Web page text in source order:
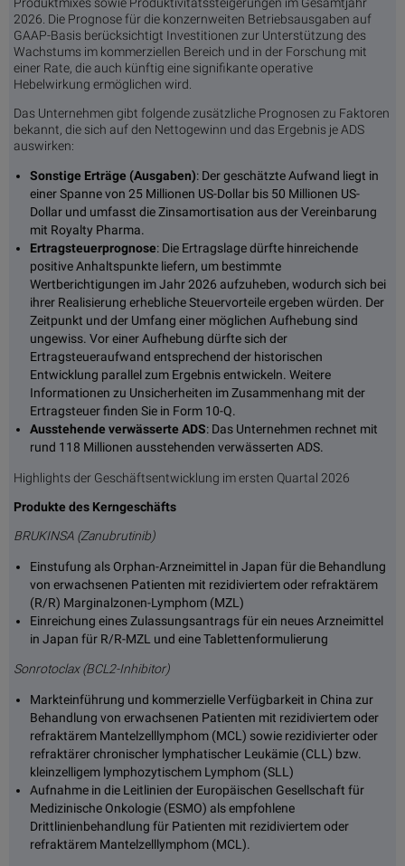
2026. Die Prognose für die konzernweiten Betriebsausgaben auf
GAAP-Basis berücksichtigt Investitionen zur Unterstützung des
Wachstums im kommerziellen Bereich und in der Forschung mit
einer Rate, die auch künftig eine signifikante operative
Hebelwirkung ermöglichen wird.
Das Unternehmen gibt folgende zusätzliche Prognosen zu Faktoren
bekannt, die sich auf den Nettogewinn und das Ergebnis je ADS
auswirken:
Sonstige Erträge (Ausgaben): Der geschätzte Aufwand liegt in
einer Spanne von 25 Millionen US-Dollar bis 50 Millionen US-
Dollar und umfasst die Zinsamortisation aus der Vereinbarung
mit Royalty Pharma.
Ertragsteuerprognose: Die Ertragslage dürfte hinreichende
positive Anhaltspunkte liefern, um bestimmte
Wertberichtigungen im Jahr 2026 aufzuheben, wodurch sich bei
ihrer Realisierung erhebliche Steuervorteile ergeben würden. Der
Zeitpunkt und der Umfang einer möglichen Aufhebung sind
ungewiss. Vor einer Aufhebung dürfte sich der
Ertragsteueraufwand entsprechend der historischen
Entwicklung parallel zum Ergebnis entwickeln. Weitere
Informationen zu Unsicherheiten im Zusammenhang mit der
Ertragsteuer finden Sie in Form 10-Q.
Ausstehende verwässerte ADS: Das Unternehmen rechnet mit
rund 118 Millionen ausstehenden verwässerten ADS.
Highlights der Geschäftsentwicklung im ersten Quartal 2026
Produkte des Kerngeschäfts
BRUKINSA (Zanubrutinib)
Einstufung als Orphan-Arzneimittel in Japan für die Behandlung
von erwachsenen Patienten mit rezidiviertem oder refraktärem
(R/R) Marginalzonen-Lymphom (MZL)
Einreichung eines Zulassungsantrags für ein neues Arzneimittel
in Japan für R/R-MZL und eine Tablettenformulierung
Sonrotoclax (BCL2-Inhibitor)
Markteinführung und kommerzielle Verfügbarkeit in China zur
Behandlung von erwachsenen Patienten mit rezidiviertem oder
refraktärem Mantelzelllymphom (MCL) sowie rezidivierter oder
refraktärer chronischer lymphatischer Leukämie (CLL) bzw.
kleinzelligem lymphozytischem Lymphom (SLL)
Aufnahme in die Leitlinien der Europäischen Gesellschaft für
Medizinische Onkologie (ESMO) als empfohlene
Drittlinienbehandlung für Patienten mit rezidiviertem oder
refraktärem Mantelzelllymphom (MCL).